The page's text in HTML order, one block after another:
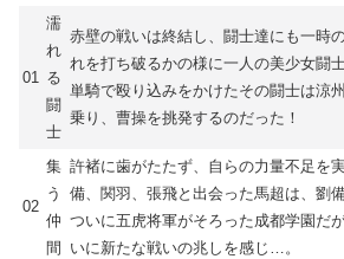
01
濡
れ
る
闘
士
赤壁の戦いは終結し、闘士達にも一時
れを打ち破るかの様に一人の美少女闘
単騎で殴り込みをかけたその闘士は涼
乗り、曹操を挑発するのだった！
02
集
う
仲
間
許褚に歯がたたず、自らの力量不足を
備、関羽、張飛と出会った馬超は、劉
ついに五虎将軍がそろった成都学園だ
いに新たな戦いの兆しを感じ…。